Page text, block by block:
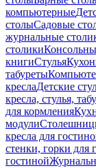
компьютерные
столыСадовые
журнальные
столики
книгиСтулья
табуреты
креслаДетские
кресла, стулья,
для кормления
модули
кресла для
стенки, горки для
гостиной